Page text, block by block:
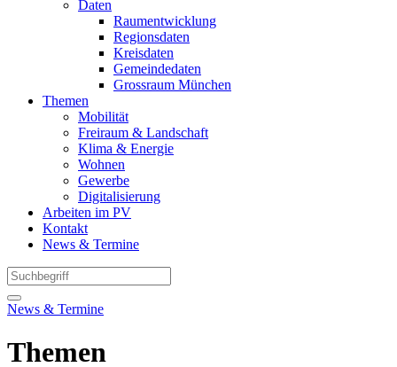
Daten
Raumentwicklung
Regionsdaten
Kreisdaten
Gemeindedaten
Grossraum München
Themen
Mobilität
Freiraum & Landschaft
Klima & Energie
Wohnen
Gewerbe
Digitalisierung
Arbeiten im PV
Kontakt
News & Termine
News & Termine
Themen